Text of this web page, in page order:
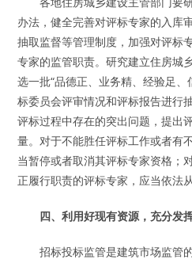
办法，健全完善对评标专家的入库
抽取监督等管理制度，加强对评标
专家的监管职责。研究建立住房城
选一批“品德正、业务精、经验足
标委员会评审情况和评标报告进行
评标过程中存在的突出问题，提出
量。对于不能胜任评标工作或者有
当暂停或者取消其评标专家资格；
正履行职责的评标专家，应当依法
四、利用好现有资源，充分发
招标投标监管是建筑市场监管